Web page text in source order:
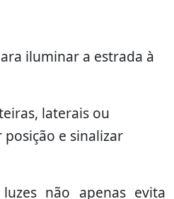
iluminar a estrada à
laterais ou
e sinalizar
não apenas evita